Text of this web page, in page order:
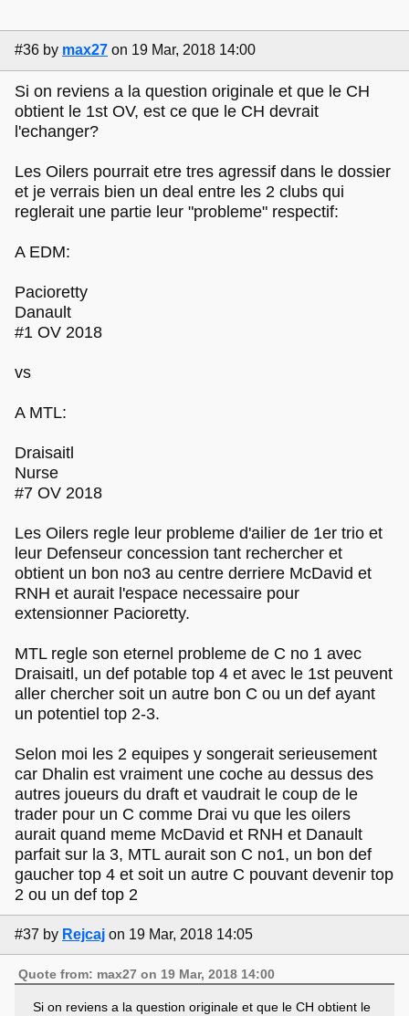
#36 by max27 on 19 Mar, 2018 14:00
Si on reviens a la question originale et que le CH
obtient le 1st OV, est ce que le CH devrait
l'echanger?
Les Oilers pourrait etre tres agressif dans le dossier
et je verrais bien un deal entre les 2 clubs qui
reglerait une partie leur "probleme" respectif:
A EDM:
Pacioretty
Danault
#1 OV 2018
vs
A MTL:
Draisaitl
Nurse
#7 OV 2018
Les Oilers regle leur probleme d'ailier de 1er trio et
leur Defenseur concession tant rechercher et
obtient un bon no3 au centre derriere McDavid et
RNH et aurait l'espace necessaire pour
extensionner Pacioretty.
MTL regle son eternel probleme de C no 1 avec
Draisaitl, un def potable top 4 et avec le 1st peuvent
aller chercher soit un autre bon C ou un def ayant
un potentiel top 2-3.
Selon moi les 2 equipes y songerait serieusement
car Dhalin est vraiment une coche au dessus des
autres joueurs du draft et vaudrait le coup de le
trader pour un C comme Drai vu que les oilers
aurait quand meme McDavid et RNH et Danault
parfait sur la 3, MTL aurait son C no1, un bon def
gaucher top 4 et soit un autre C pouvant devenir top
2 ou un def top 2
#37 by Rejcaj on 19 Mar, 2018 14:05
Quote from: max27 on 19 Mar, 2018 14:00
Si on reviens a la question originale et que le CH obtient le